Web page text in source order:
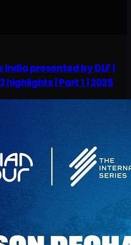
presented by DLF |
highlights | Part 1 | 2025